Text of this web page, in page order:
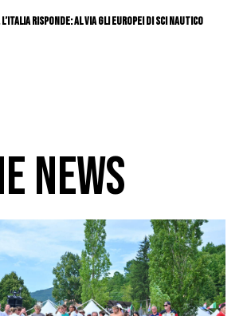
l’Italia risponde: al via gli Europei di Sci Nautico
NEWS